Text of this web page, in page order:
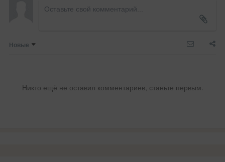
Новые
Никто ещё не оставил комментариев, станьте первым.